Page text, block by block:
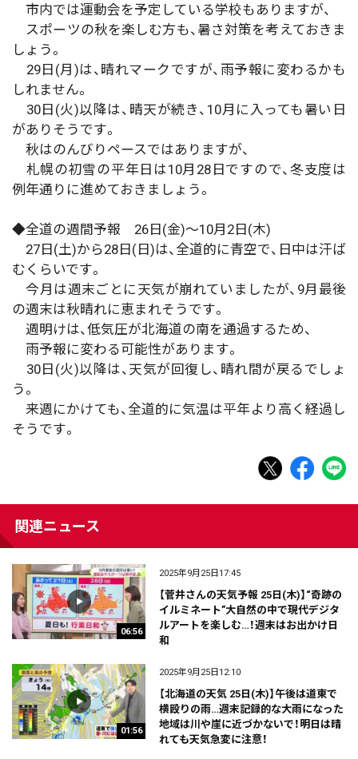
市内では運動会を予定している学校もありますが、
スポーツの秋を楽しむ方も、暑さ対策を考えておきま
しょう。
29日(月)は、晴れマークですが、雨予報に変わるかも
しれません。
30日(火)以降は、晴天が続き、10月に入っても暑い日
がありそうです。
秋はのんびりペースではありますが、
札幌の初雪の平年日は10月28日ですので、冬支度は
例年通りに進めておきましょう。
◆全道の週間予報 26日(金)～10月2日(木)
27日(土)から28日(日)は、全道的に青空で、日中は汗ば
むくらいです。
今月は週末ごとに天気が崩れていましたが、9月最後
の週末は秋晴れに恵まれそうです。
週明けは、低気圧が北海道の南を通過するため、
雨予報に変わる可能性があります。
30日(火)以降は、天気が回復し、晴れ間が戻るでしょ
う。
来週にかけても、全道的に気温は平年より高く経過し
そうです。
関連ニュース
06:56
2025年9月25日17:45
【菅井さんの天気予報 25日(木)】“奇跡の
イルミネート”大自然の中で現代デジタ
ルアートを楽しむ…！週末はお出かけ日
和
01:56
2025年9月25日12:10
【北海道の天気 25日(木)】午後は道東で
横殴りの雨…週末記録的な大雨になった
地域は川や崖に近づかないで！明日は晴
れても天気急変に注意！